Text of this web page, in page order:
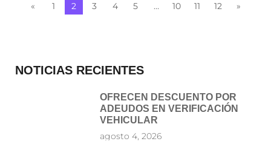
« 1 2 3 4 5 … 10 11 12 »
NOTICIAS RECIENTES
OFRECEN DESCUENTO POR
ADEUDOS EN VERIFICACIÓN
VEHICULAR
agosto 4, 2026